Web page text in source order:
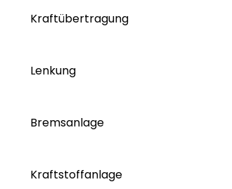
Kraftübertragung
Lenkung
Bremsanlage
Kraftstoffanlage